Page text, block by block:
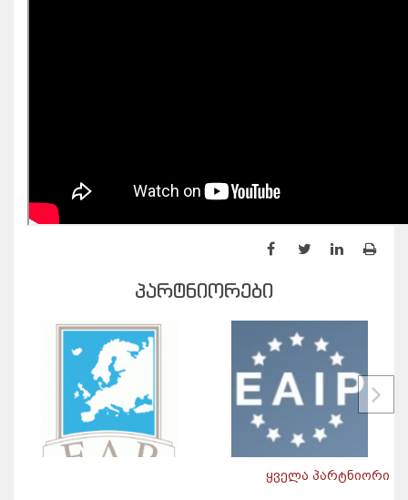
ᲞᲐᲠᲢᲜᲘᲝᲠᲔᲑᲘ
ყველა პარტნიორი